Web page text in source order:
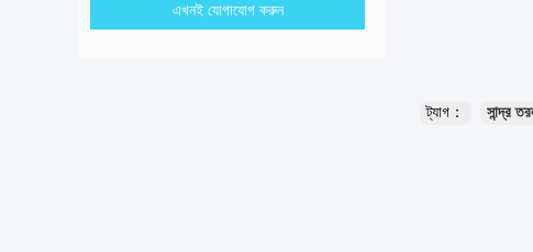
এখনই যোগাযোগ করুন
ট্যাগ： সান্দ্র